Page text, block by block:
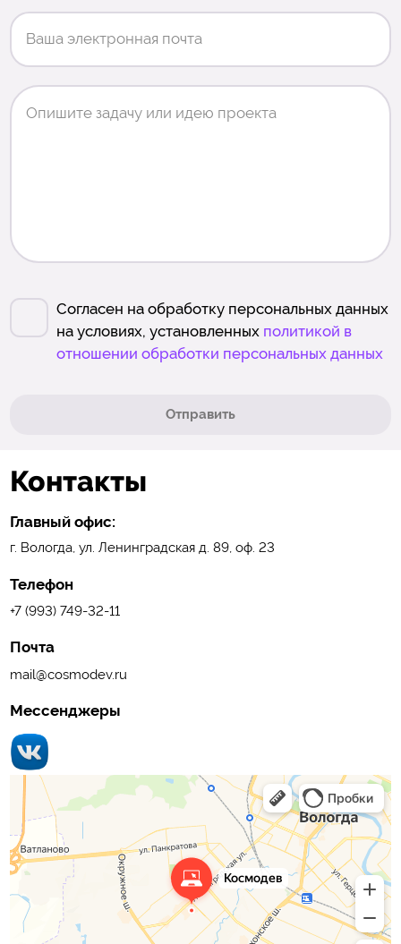
Согласен на обработку персональных данных
на условиях, установленных политикой в
отношении обработки персональных данных
Отправить
Контакты
Главный офис:
г. Вологда, ул. Ленинградская д. 89, оф. 23
Телефон
+7 (993) 749-32-11
Почта
mail@cosmodev.ru
Мессенджеры